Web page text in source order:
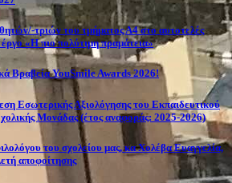
τριών του τμήματος Α4 στο αυτοτελές
έργο «Η πιο πολύτιμη πραμάτεια»
Βραβεία YouSmile Awards 2026!
Εσωτερικής Αξιολόγησης του Εκπαιδευτικού
Μονάδας (έτος αναφοράς: 2025-2026)
του σχολείου μας, κα Χολέβα Ευαγγελία,
αποφοίτησης